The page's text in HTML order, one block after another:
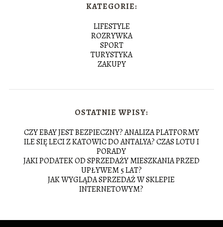
KATEGORIE:
LIFESTYLE
ROZRYWKA
SPORT
TURYSTYKA
ZAKUPY
OSTATNIE WPISY:
CZY EBAY JEST BEZPIECZNY? ANALIZA PLATFORMY
ILE SIĘ LECI Z KATOWIC DO ANTALYA? CZAS LOTU I
PORADY
JAKI PODATEK OD SPRZEDAŻY MIESZKANIA PRZED
UPŁYWEM 5 LAT?
JAK WYGLĄDA SPRZEDAŻ W SKLEPIE
INTERNETOWYM?